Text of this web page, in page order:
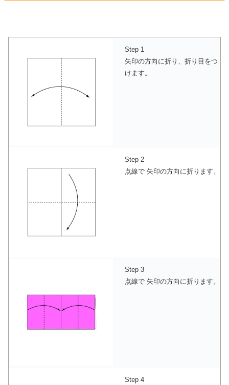
Step 1
矢印の方向に折り、折り目をつ
けます。
Step 2
点線で 矢印の方向に折ります。
Step 3
点線で 矢印の方向に折ります。
Step 4